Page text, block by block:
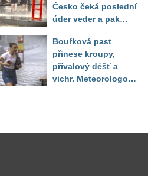
Česko čeká poslední
úder veder a pak
teplot
Bouřková past
přinese kroupy,
přívalový déšť a
vichr. Meteorologové